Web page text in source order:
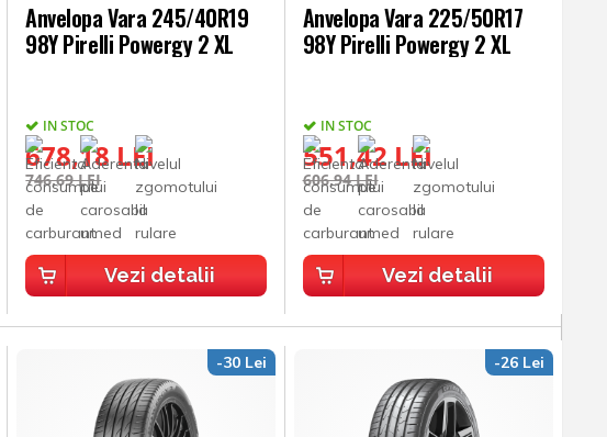
Anvelopa Vara 245/40R19
98Y Pirelli Powergy 2 XL
IN STOC
678,18 LEI
746,69 LEI
Vezi detalii
Anvelopa Vara 225/50R17
98Y Pirelli Powergy 2 XL
IN STOC
551,42 LEI
606,94 LEI
Vezi detalii
-30 Lei -26 Lei